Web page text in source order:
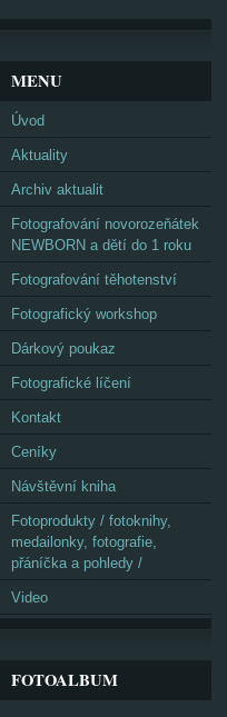
MENU
Úvod
Aktuality
Archiv aktualit
Fotografování novorozeňátek
NEWBORN a dětí do 1 roku
Fotografování těhotenství
Fotografický workshop
Dárkový poukaz
Fotografické líčení
Kontakt
Ceníky
Návštěvní kniha
Fotoprodukty / fotoknihy,
medailonky, fotografie,
přáníčka a pohledy /
Video
FOTOALBUM